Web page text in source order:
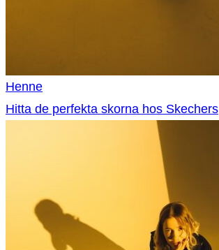
Henne
Hitta de perfekta skorna hos Skechers